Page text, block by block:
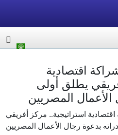
اقتصادية
يطلق أولى
الأعمال المصريين